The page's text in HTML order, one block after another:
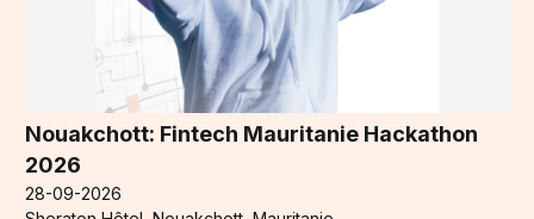
Nouakchott: Fintech Mauritanie Hackathon
2026
28-09-2026